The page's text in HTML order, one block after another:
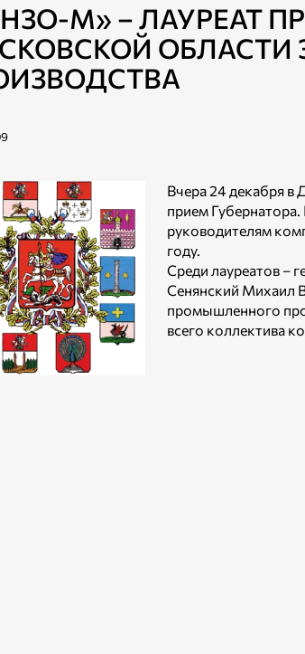
М» – ЛАУРЕАТ
ОБЛАСТИ
Вчера 24 декабря в
прием
руководителям
году.
Среди лауреатов –
Сенянский Михаил
промышленного
всего коллектива